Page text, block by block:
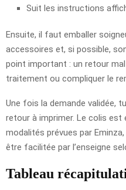
Suit les instructions
Ensuite, il faut emballer
accessoires et, si possible,
point important : un retour
traitement ou compliquer le
Une fois la demande validée,
retour à imprimer. Le colis est
modalités prévues par
être facilitée par l’enseigne
Tableau